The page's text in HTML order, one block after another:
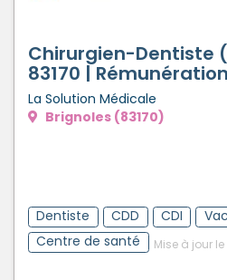
Chirurgien-Dentiste
83170 |
La Solution Médicale
Brignoles (83170)
Dentiste CDD CDI
Centre de santé
Mise à jour